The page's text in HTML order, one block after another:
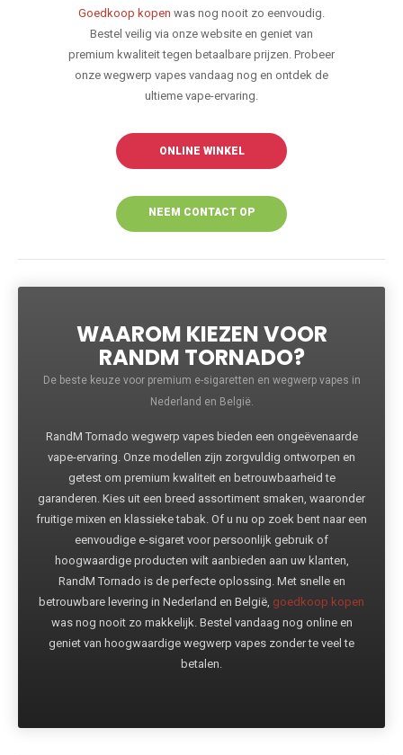
Goedkoop kopen was nog nooit zo eenvoudig.
Bestel veilig via onze website en geniet van
premium kwaliteit tegen betaalbare prijzen. Probeer
onze wegwerp vapes vandaag nog en ontdek de
ultieme vape-ervaring.
ONLINE WINKEL
NEEM CONTACT OP
WAAROM KIEZEN VOOR
RANDM TORNADO?
De beste keuze voor premium e-sigaretten en wegwerp vapes in
Nederland en België.
RandM Tornado wegwerp vapes bieden een ongeëvenaarde
vape-ervaring. Onze modellen zijn zorgvuldig ontworpen en
getest om premium kwaliteit en betrouwbaarheid te
garanderen. Kies uit een breed assortiment smaken, waaronder
fruitige mixen en klassieke tabak. Of u nu op zoek bent naar een
eenvoudige e-sigaret voor persoonlijk gebruik of
hoogwaardige producten wilt aanbieden aan uw klanten,
RandM Tornado is de perfecte oplossing. Met snelle en
betrouwbare levering in Nederland en België, goedkoop kopen
was nog nooit zo makkelijk. Bestel vandaag nog online en
geniet van hoogwaardige wegwerp vapes zonder te veel te
betalen.